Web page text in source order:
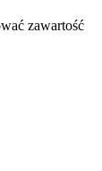
zawartość